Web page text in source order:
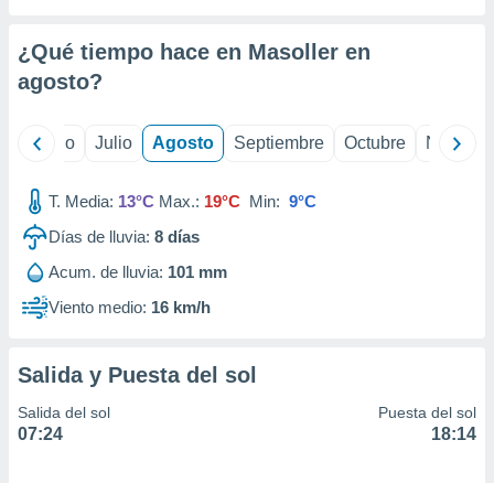
e
de
¿Qué tiempo hace en Masoller en
agosto?
Junio Julio Agosto Septiembre Octubre
T. Media: 13°C Max.: 19°C Min: 9°C
Días de lluvia: 8 días
Acum. de lluvia: 101 mm
Viento medio: 16 km/h
Salida y Puesta del sol
Salida del sol
07:24
Puesta del sol
18:14